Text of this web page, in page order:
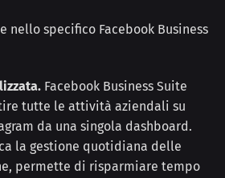
nello specifico Facebook Business
Facebook Business Suite
tutte le attività aziendali su
da una singola dashboard.
la gestione quotidiana delle
permette di risparmiare tempo